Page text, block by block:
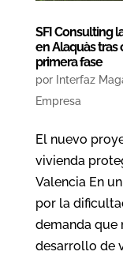
SFI Consulting
en Alaquàs
primera fase
por Interfaz
Empresa
El nuevo
vivienda
Valencia En
por la
demanda que
desarrollo de